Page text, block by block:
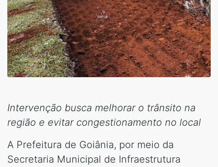
Intervenção busca melhorar o trânsito na
região e evitar congestionamento no local
A Prefeitura de Goiânia, por meio da
Secretaria Municipal de Infraestrutura